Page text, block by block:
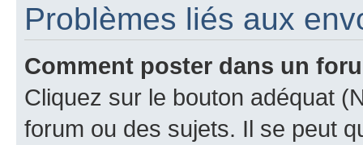
Problèmes liés aux
Comment poster dans un
Cliquez sur le bouton adéquat
forum ou des sujets. Il se peut